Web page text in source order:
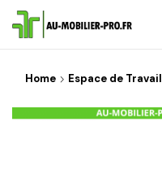
Home Espace de Travail